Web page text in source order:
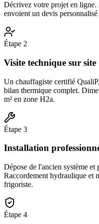
Décrivez votre projet en
envoient un devis personnalisé
Étape 2
Visite technique sur site
Un chauffagiste certifié
bilan thermique complet.
m² en zone H2a.
Étape 3
Installation
Dépose de l'ancien système
Raccordement hydraulique et
frigoriste.
Étape 4